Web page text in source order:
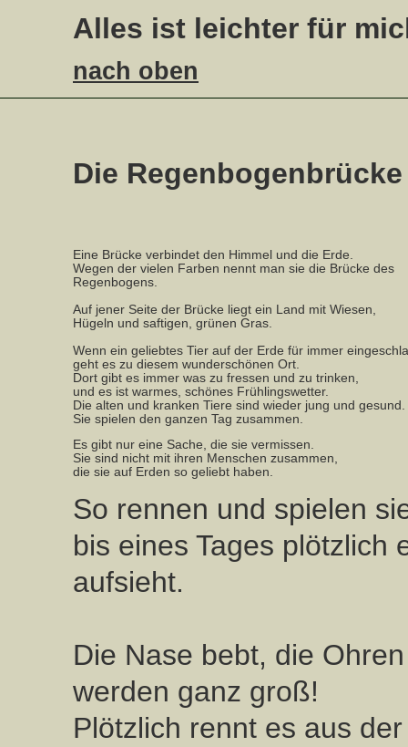
Alles ist leichter für
nach oben
Die Regenbogenbrücke
Eine Brücke verbindet den Himmel und die Erde.
Wegen der vielen Farben nennt man sie die Brücke des
Regenbogens.
Auf jener Seite der Brücke liegt ein Land mit Wiesen,
Hügeln und saftigen, grünen Gras.
Wenn ein geliebtes Tier auf der Erde für immer
geht es zu diesem wunderschönen Ort.
Dort gibt es immer was zu fressen und zu trinken,
und es ist warmes, schönes Frühlingswetter.
Die alten und kranken Tiere sind wieder jung und gesund.
Sie spielen den ganzen Tag zusammen.
Es gibt nur eine Sache, die sie vermissen.
Sie sind nicht mit ihren Menschen zusammen,
die sie auf Erden so geliebt haben.
So rennen und spielen
bis eines Tages plötzlich
aufsieht.
Die Nase bebt, die
werden ganz groß!
Plötzlich rennt es aus